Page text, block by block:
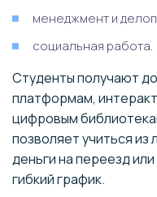
менеджмент и
социальная работа.
Студенты получают
платформам,
цифровым
позволяет учиться из
деньги на переезд
гибкий график.